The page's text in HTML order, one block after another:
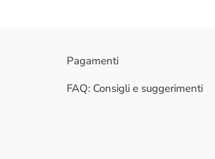
Pagamenti
FAQ: Consigli e suggerimenti